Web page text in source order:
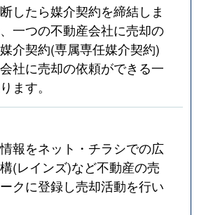
したら媒介契約を締結しま
一つの不動産会社に売却の
介契約(専属専任媒介契約)
社に売却の依頼ができる一
ます。
報をネット・チラシでの広
(レインズ)など不動産の売
クに登録し売却活動を行い